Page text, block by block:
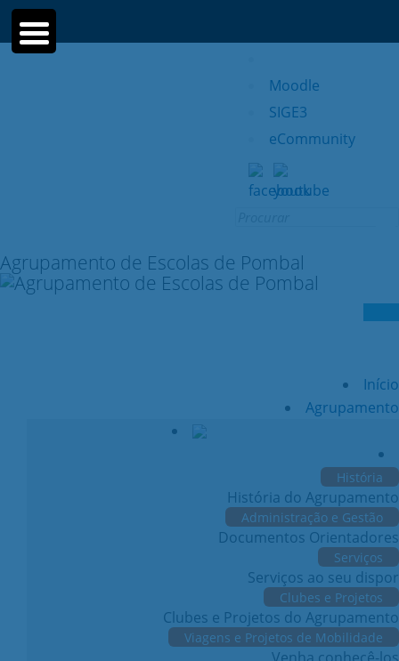
Moodle
SIGE3
eCommunity
Agrupamento de Escolas de Pombal
Início
Agrupamento
História
História do Agrupamento
Administração e Gestão
Documentos Orientadores
Serviços
Serviços ao seu dispor
Clubes e Projetos
Clubes e Projetos do Agrupamento
Viagens e Projetos de Mobilidade
Venha conhecê-los